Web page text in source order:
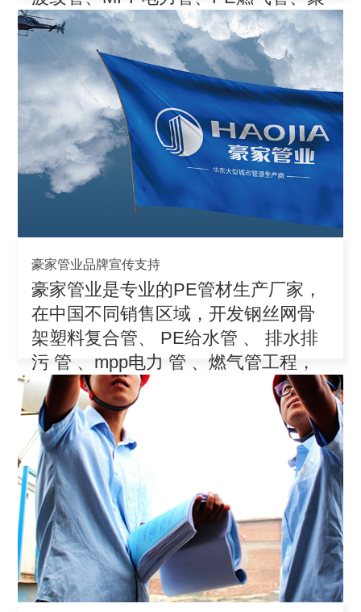
丙
豪家管业品牌宣传支持
豪家管业是专业的PE管材生产厂家，
在中国不同销售区域，开发钢丝网骨
架塑料复合管、 PE给水管 、 排水排
污 管 、mpp电力 管 、燃气管工程，
积极参